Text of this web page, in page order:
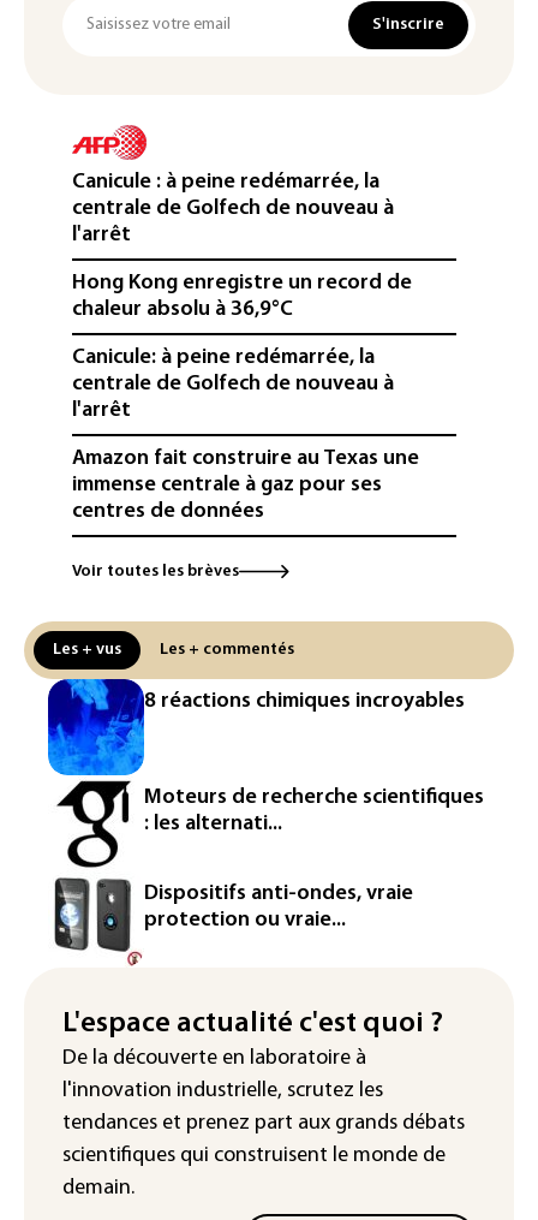
S'inscrire
Canicule : à peine redémarrée, la
centrale de Golfech de nouveau à
l'arrêt
Hong Kong enregistre un record de
chaleur absolu à 36,9°C
Canicule: à peine redémarrée, la
centrale de Golfech de nouveau à
l'arrêt
Amazon fait construire au Texas une
immense centrale à gaz pour ses
centres de données
L'UE demande à Meta et TikTok de
renforcer la surveillance et la
Ceuta
L'Europe se prépare à une baisse de la
production d'électricité lors de l'éclipse
solaire
La métropole de Rouen porte plainte
contre BASF pour pollution aux PFAS
Canicule: à l'arrêt depuis fin juillet, la
centrale de Golfech reconnectée au
réseau
Véhicules de livraison autonomes: la
homologation
Iris³: Eutelsat investira 3,4 milliards
d'euros dans la future constellation
européenne
Voir toutes les brèves
Les + vus Les + commentés
8 réactions chimiques incroyables
Moteurs de recherche scientifiques
: les alternati...
Dispositifs anti-ondes, vraie
protection ou vraie...
L'espace actualité c'est quoi ?
De la découverte en laboratoire à
l'innovation industrielle, scrutez les
tendances et prenez part aux grands débats
scientifiques qui construisent le monde de
demain.